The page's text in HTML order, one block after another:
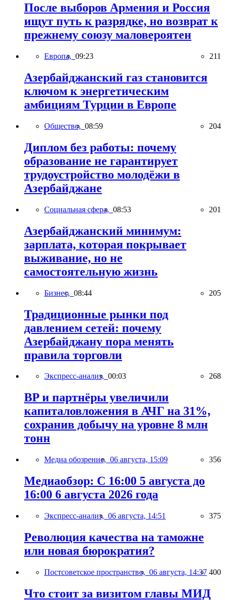
После выборов Армения и Россия
ищут путь к разрядке, но возврат к
прежнему союзу маловероятен
Европа, 09:23 211
Азербайджанский газ становится
ключом к энергетическим
амбициям Турции в Европе
Общество, 08:59 204
Диплом без работы: почему
образование не гарантирует
трудоустройство молодёжи в
Азербайджане
Социальная сфера, 08:53 201
Азербайджанский минимум:
зарплата, которая покрывает
выживание, но не
самостоятельную жизнь
Бизнес, 08:44 205
Традиционные рынки под
давлением сетей: почему
Азербайджану пора менять
правила торговли
Экспресс-анализ, 00:03 268
BP и партнёры увеличили
капиталовложения в АЧГ на 31%,
сохранив добычу на уровне 8 млн
тонн
Медиа обозрение, 06 августа, 15:09 356
Медиаобзор: С 16:00 5 августа до
16:00 6 августа 2026 года
Экспресс-анализ, 06 августа, 14:51 375
Революция качества на таможне
или новая бюрократия?
Постсоветское пространство, 06 августа, 14:37 400
Что стоит за визитом главы МИД